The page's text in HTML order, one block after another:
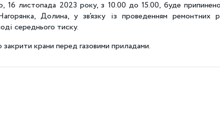
16 листопада 2023 року, з 10.00 до 15.00, буде припинено
Долина, у зв’язку із проведенням ремонтних
середнього тиску.
крани перед газовими приладами.